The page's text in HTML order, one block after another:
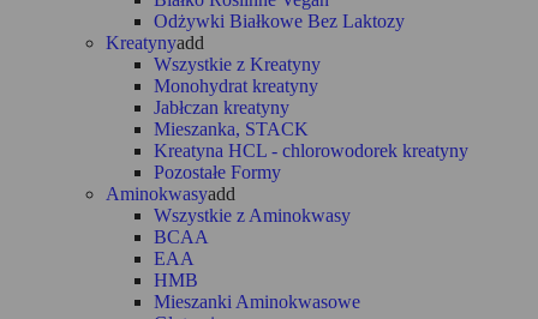
Odżywki Białkowe Bez Laktozy
Kreatynyadd
Wszystkie z Kreatyny
Monohydrat kreatyny
Jabłczan kreatyny
Mieszanka, STACK
Kreatyna HCL - chlorowodorek kreatyny
Pozostałe Formy
Aminokwasyadd
Wszystkie z Aminokwasy
BCAA
EAA
HMB
Mieszanki Aminokwasowe